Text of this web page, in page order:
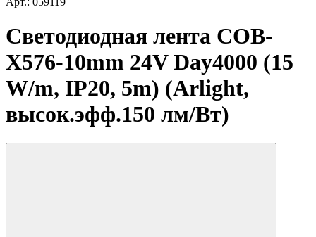
Светодиодная лента COB-
X576-10mm 24V Day4000 (15
W/m, IP20, 5m) (Arlight,
высок.эфф.150 лм/Вт)